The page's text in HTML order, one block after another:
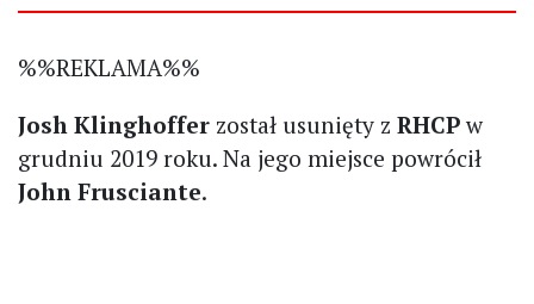
%%REKLAMA%%
Josh Klinghoffer został usunięty z RHCPw
grudniu 2019 roku. Na jego miejsce powrócił
John Frusciante.